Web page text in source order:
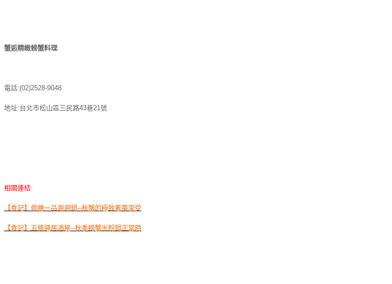
蟹逅精緻螃蟹料理
電話:(02)2528-9048
地址:台北市松山區三民路43巷21號
相關連結:
【食記】鼎膾一品涮涮鍋--秋蟹的極致奢華享受
【食記】五條通居酒屋--秋季螃蟹米粉鍋正當時